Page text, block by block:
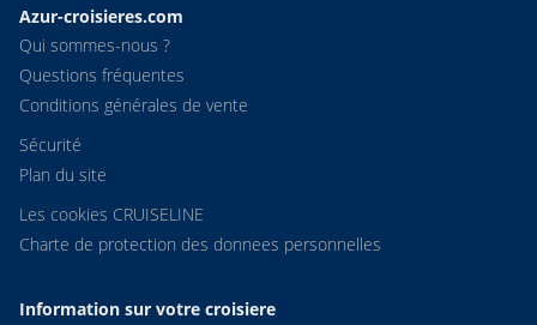
Azur-croisieres.com
Qui sommes-nous ?
Questions fréquentes
Conditions générales de vente
Sécurité
Plan du site
Les cookies CRUISELINE
Charte de protection des donnees personnelles
Information sur votre croisiere